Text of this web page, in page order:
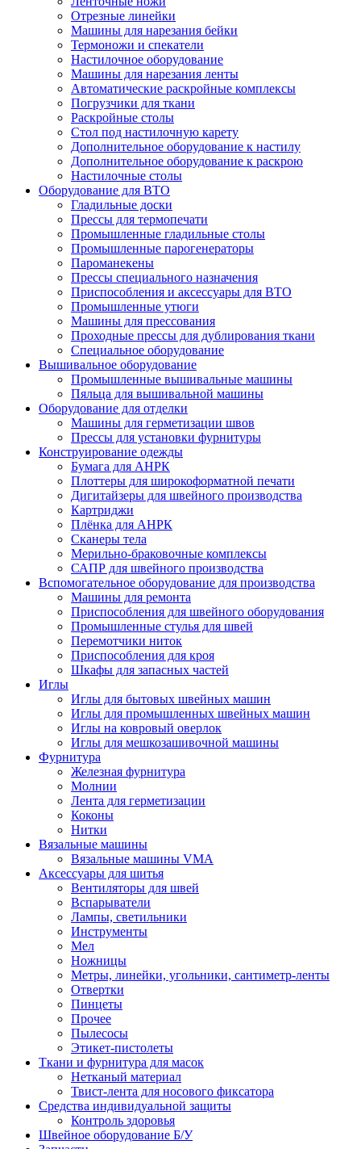
Отрезные линейки
Машины для нарезания бейки
Термоножи и спекатели
Настилочное оборудование
Машины для нарезания ленты
Автоматические раскройные комплексы
Погрузчики для ткани
Раскройные столы
Стол под настилочную карету
Дополнительное оборудование к настилу
Дополнительное оборудование к раскрою
Настилочные столы
Оборудование для ВТО
Гладильные доски
Прессы для термопечати
Промышленные гладильные столы
Промышленные парогенераторы
Пароманекены
Прессы специального назначения
Приспособления и аксессуары для ВТО
Промышленные утюги
Машины для прессования
Проходные прессы для дублирования ткани
Специальное оборудование
Вышивальное оборудование
Промышленные вышивальные машины
Пяльца для вышивальной машины
Оборудование для отделки
Машины для герметизации швов
Прессы для установки фурнитуры
Конструирование одежды
Бумага для АНРК
Плоттеры для широкоформатной печати
Дигитайзеры для швейного производства
Картриджи
Плёнка для АНРК
Сканеры тела
Мерильно-браковочные комплексы
САПР для швейного производства
Вспомогательное оборудование для производства
Машины для ремонта
Приспособления для швейного оборудования
Промышленные стулья для швей
Перемотчики ниток
Приспособления для кроя
Шкафы для запасных частей
Иглы
Иглы для бытовых швейных машин
Иглы для промышленных швейных машин
Иглы на ковровый оверлок
Иглы для мешкозашивочной машины
Фурнитура
Железная фурнитура
Молнии
Лента для герметизации
Коконы
Нитки
Вязальные машины
Вязальные машины VMA
Аксессуары для шитья
Вентиляторы для швей
Вспарыватели
Лампы, светильники
Инструменты
Мел
Ножницы
Метры, линейки, угольники, сантиметр-ленты
Отвертки
Пинцеты
Прочее
Пылесосы
Этикет-пистолеты
Ткани и фурнитура для масок
Нетканый материал
Твист-лента для носового фиксатора
Средства индивидуальной защиты
Контроль здоровья
Швейное оборудование Б/У